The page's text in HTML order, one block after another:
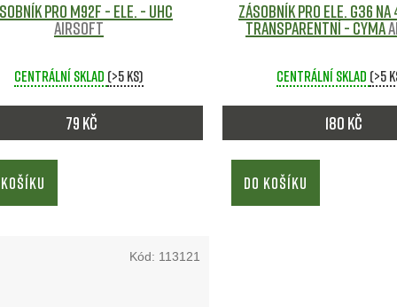
pro M92F - ele. - UHC
Airsoft
Centrální sklad (>5 ks)
79 Kč
Zásobník pro ele. G36 na
transparentní - CYMA
Centrální sklad (>5
180 Kč
DO KOŠÍKU
Kód: 113121